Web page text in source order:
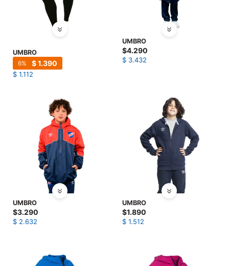
UMBRO
$1.390
6
$ 1.112
UMBRO
$4.290
$ 3.432
UMBRO
$3.290
$ 2.632
UMBRO
$1.890
$ 1.512